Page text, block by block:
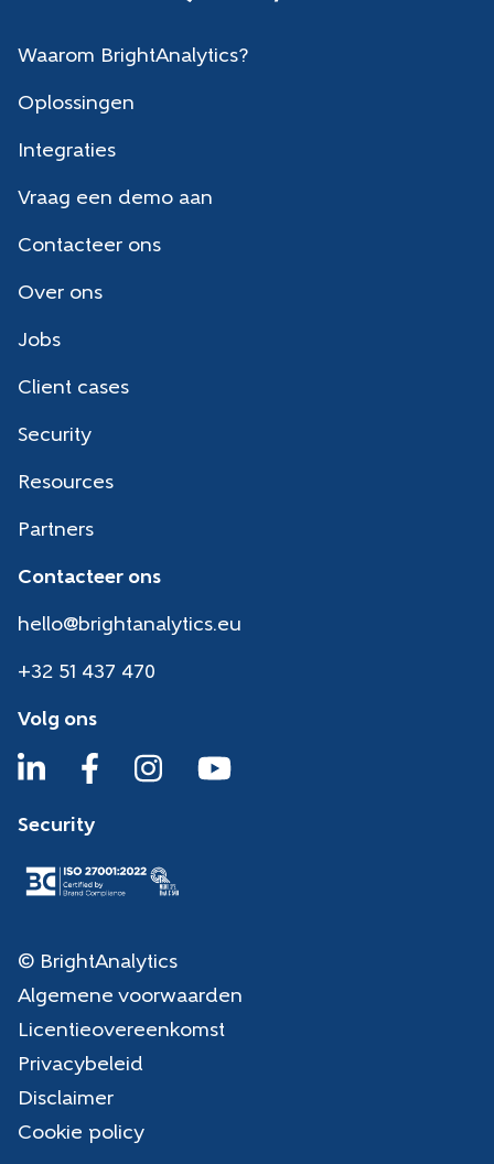
Waarom BrightAnalytics?
Oplossingen
Integraties
Vraag een demo aan
Contacteer ons
Over ons
Jobs
Client cases
Security
Resources
Partners
Contacteer ons
hello@brightanalytics.eu
+32 51 437 470
Volg ons
Security
© BrightAnalytics
Algemene voorwaarden
Licentieovereenkomst
Privacybeleid
Disclaimer
Cookie policy